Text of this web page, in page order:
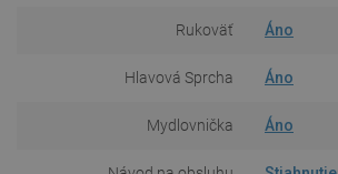
Rukoväť Áno
Hlavová Sprcha Áno
Mydlovnička Áno